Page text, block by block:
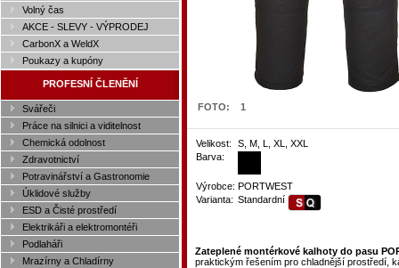
Volný čas
AKCE - SLEVY - VÝPRODEJ
CarbonX a WeldX
Poukazy a kupóny
PROFESNÍ ČLENĚNÍ
Svářeči
Práce na silnici a viditelnost
Chemická odolnost
Zdravotnictví
Potravinářství a Gastronomie
Úklidové služby
ESD a Čisté prostředí
Elektrikáři a elektromontéři
Podlaháři
Mrazírny a Chladírny
FOTO: 1
Velikost:
S, M, L, XL, XXL
Barva:
Výrobce: PORTWEST
Varianta: Standardní
Zateplené montérkové kalhoty do pasu
praktickým řešením pro chladnější prostředí,